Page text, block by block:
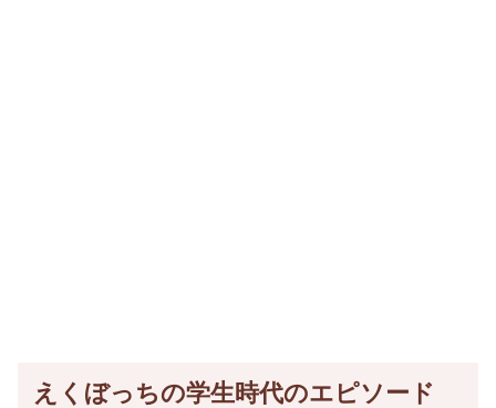
えくぼっちの学生時代のエピソード